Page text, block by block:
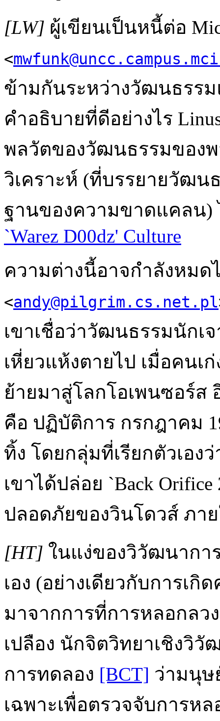
[LW] ผู้เขียนเป็นหนี้ต่อ
<
ข้ามกันระหว่างวัฒนธรร
คำอธิบายที่ดีอย่างไร
พลวัตของวัฒนธรรมของพ
วิเคราะห์ (ที่บรรยายวัฒ
ฐานของความขาดแคลน
`Warez D00dz' Culture
ความต่างนี้อาจกำลังหมด
<andy@pilgrim.cs.net.pl
เขาเชื่อว่าวัฒนธรรมนักเจ
เหี่ยวแห้งตายไป เมื่อคนเ
ย้ายมาสู่โลกโอเพนซอร์ส
คือ ปฏิบัติการ กรกฎาคม
ทิ้ง โดยกลุ่มที่เรียกตัวเองว่
เขาได้ปล่อย `Back
ปลอดภัยของวินโดวส์ ภา
[HT] ในแง่ของวิวัฒนากา
เอง (อย่างเดียวกับการเ
มาจากการที่การหลอกลว
เปลือง นักจิตวิทยาเชิงวิ
การทดลอง [BCT] ว่ามนุษ
เฉพาะเพื่อตรวจจับการห